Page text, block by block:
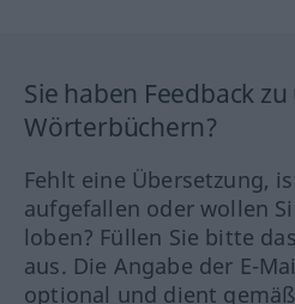
Sie haben Feedback
Wörterbüchern?
Fehlt eine Übersetzung,
aufgefallen oder wollen
loben? Füllen Sie bitte
aus. Die Angabe der E-
optional und dient